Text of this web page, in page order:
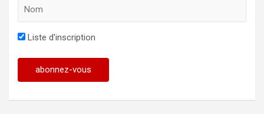
Liste d'inscription